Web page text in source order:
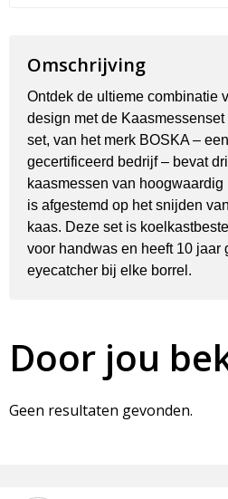
Omschrijving
Ontdek de ultieme combinatie
design met de
set, van het merk BOSKA –
gecertificeerd bedrijf – bevat
kaasmessen van
is afgestemd op het snijden
kaas. Deze set is
voor handwas en heeft 10 jaar
eyecatcher bij elke borrel.
Door jou
Geen resultaten gevonden.